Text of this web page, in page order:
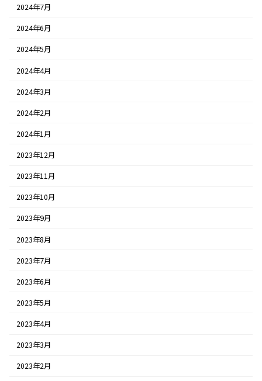
2024年7月
2024年6月
2024年5月
2024年4月
2024年3月
2024年2月
2024年1月
2023年12月
2023年11月
2023年10月
2023年9月
2023年8月
2023年7月
2023年6月
2023年5月
2023年4月
2023年3月
2023年2月